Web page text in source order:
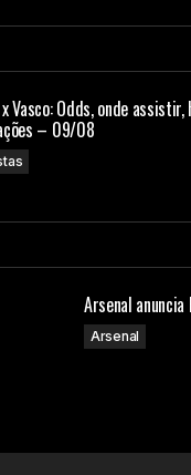
Vasco: Odds, onde
– 09/08
Arsenal
Arsenal